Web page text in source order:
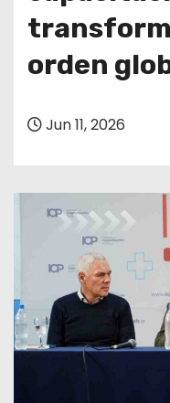
orden
Jun 11, 2026